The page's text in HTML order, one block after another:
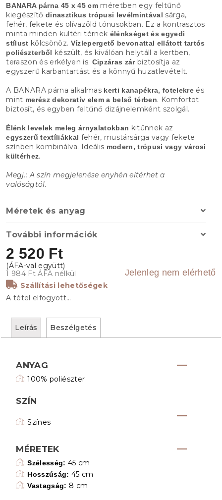
2 520 Ft
1 984 Ft ÁFA nélkül Jelenleg nem elérhető
Szállítási lehetőségek
A tétel elfogyott…
BANARA párna 45 x 45 cmméretben egy feltűnő
kiegészítő dinasztikus trópusi levélmintával sárga,
fehér, fekete és olívazöld tónusokban. Ez a kontrasztos
minta minden kültéri térnek élénkséget és egyedi
stílust kölcsönöz. Vízlepergető bevonattal ellátott tartós
poliészterből készült, és kiválóan helytáll a kertben,
teraszon és erkélyen is. Cipzáras zárbiztosítja az
egyszerű karbantartást és a könnyű huzatlevételt.
A BANARA párna alkalmas kerti kanapékra, fotelekreés
mint merész dekoratív elem a belső térben. Komfortot
biztosít, és egyben feltűnő dizájnelemként szolgál.
Élénk levelek meleg árnyalatokban kitűnnek az
egyszerű textíliákkal fehér, mustársárga vagy fekete
színben kombinálva. Ideális modern, trópusi vagy városi
kültérhez.
Megj.: A szín megjelenése enyhén eltérhet a
valóságtól.
Méretek és anyag
További információk
Leírás Beszélgetés
ANYAG
100% poliészter
SZÍN
Színes
MÉRETEK
Szélesség: 45 cm
Hosszúság: 45 cm
Vastagság: 8 cm